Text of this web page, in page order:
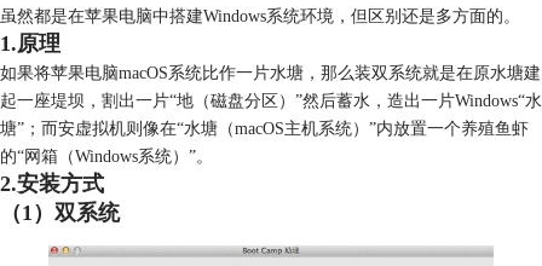
虽然都是在苹果电脑中搭建Windows系统环境，但区别还是多方面的。
1.原理
如果将苹果电脑macOS系统比作一片水塘，那么装双系统就是在原水塘建
起一座堤坝，割出一片“地（磁盘分区）”然后蓄水，造出一片Windows“水
塘”；而安虚拟机则像在“水塘（macOS主机系统）”内放置一个养殖鱼虾
的“网箱（Windows系统）”。
2.安装方式
（1）双系统